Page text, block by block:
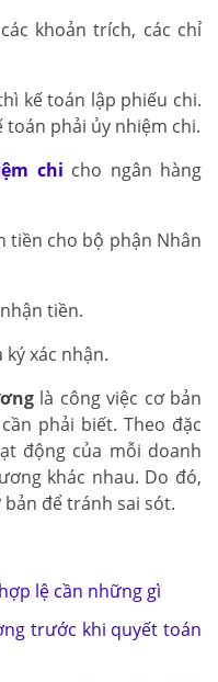
khoản trích, các chỉ
kế toán lập phiếu chi.
phải ủy nhiệm chi.
chi cho ngân hàng
tiền cho bộ phận Nhân
tiền.
xác nhận.
là công việc cơ bản
phải biết. Theo đặc
động của mỗi doanh
khác nhau. Do đó,
để tránh sai sót.
lệ cần những gì
trước khi quyết toán